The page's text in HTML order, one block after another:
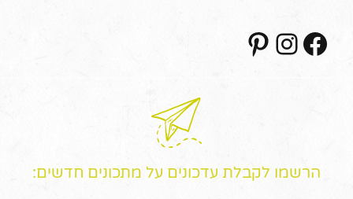
Facebook
Instagram
הרשמו לקבלת עדכונים על מתכונים חדשים: